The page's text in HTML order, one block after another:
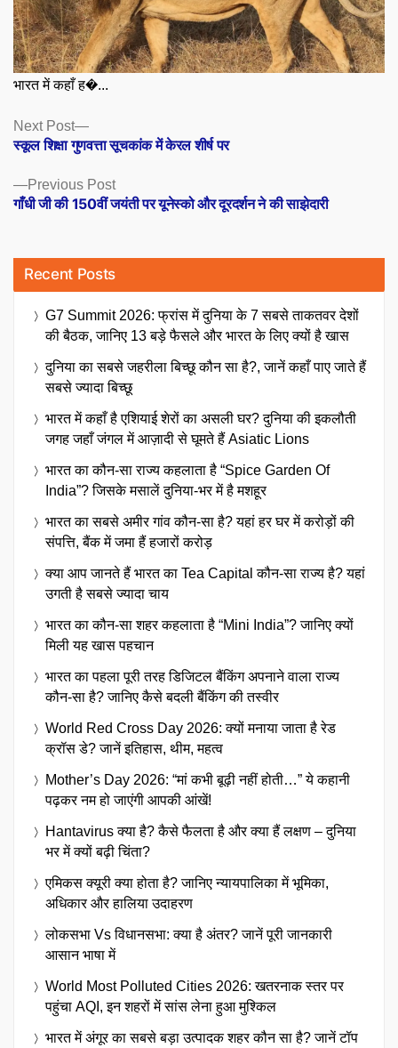
भारत में कहाँ ह�...
Posts
navigation
Previous PostPrevious
post:
गाँधी जी की 150वीं जयंती पर यूनेस्को और दूरदर्शन ने की साझेदारी
Next Post
Next
post:
स्कूल शिक्षा गुणवत्ता सूचकांक में केरल शीर्ष पर
Recent Posts
G7 Summit 2026: फ्रांस में दुनिया के 7 सबसे ताकतवर देशों
की बैठक, जानिए 13 बड़े फैसले और भारत के लिए क्यों है खास
दुनिया का सबसे जहरीला बिच्छू कौन सा है?, जानें कहाँ पाए जाते हैं
सबसे ज्यादा बिच्छू
भारत में कहाँ है एशियाई शेरों का असली घर? दुनिया की इकलौती
जगह जहाँ जंगल में आज़ादी से घूमते हैं Asiatic Lions
भारत का कौन-सा राज्य कहलाता है “Spice Garden Of
India”? जिसके मसालें दुनिया-भर में है मशहूर
भारत का सबसे अमीर गांव कौन-सा है? यहां हर घर में करोड़ों की
संपत्ति, बैंक में जमा हैं हजारों करोड़
क्या आप जानते हैं भारत का Tea Capital कौन-सा राज्य है? यहां
उगती है सबसे ज्यादा चाय
भारत का कौन-सा शहर कहलाता है “Mini India”? जानिए क्यों
मिली यह खास पहचान
भारत का पहला पूरी तरह डिजिटल बैंकिंग अपनाने वाला राज्य
कौन-सा है? जानिए कैसे बदली बैंकिंग की तस्वीर
World Red Cross Day 2026: क्यों मनाया जाता है रेड
क्रॉस डे? जानें इतिहास, थीम, महत्व
Mother’s Day 2026: “मां कभी बूढ़ी नहीं होती…” ये कहानी
पढ़कर नम हो जाएंगी आपकी आंखें!
Hantavirus क्या है? कैसे फैलता है और क्या हैं लक्षण – दुनिया
भर में क्यों बढ़ी चिंता?
एमिकस क्यूरी क्या होता है? जानिए न्यायपालिका में भूमिका,
अधिकार और हालिया उदाहरण
लोकसभा Vs विधानसभा: क्या है अंतर? जानें पूरी जानकारी
आसान भाषा में
World Most Polluted Cities 2026: खतरनाक स्तर पर
पहुंचा AQI, इन शहरों में सांस लेना हुआ मुश्किल
भारत में अंगूर का सबसे बड़ा उत्पादक शहर कौन सा है? जानें टॉप